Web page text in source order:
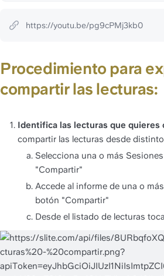
https://youtu.be/pg9cPMj3kb0
Procedimiento para
compartir las lecturas:
Identifica las lecturas que quieres
compartir las lecturas desde
Selecciona una o más
"Compartir"
Accede al informe de una o
botón "Compartir"
Desde el listado de lecturas